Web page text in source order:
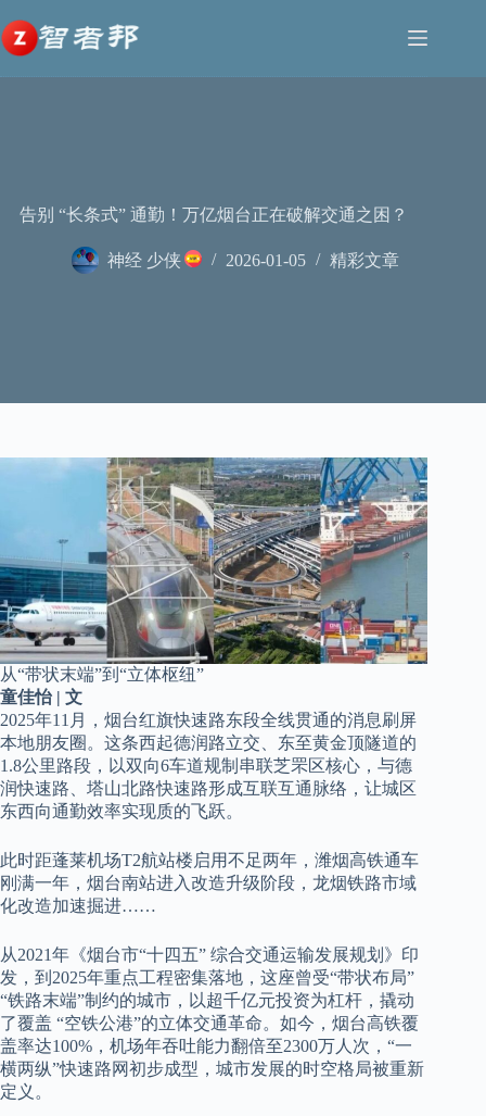
至
内
容
告别 “长条式” 通勤！万亿烟台正在破解交通之困？
神经 少侠 2026-01-05 精彩文章
从“带状末端”到“立体枢纽”
童佳怡 | 文
2025年11月，烟台红旗快速路东段全线贯通的消息刷屏
本地朋友圈。这条西起德润路立交、东至黄金顶隧道的
1.8公里路段，以双向6车道规制串联芝罘区核心，与德
润快速路、塔山北路快速路形成互联互通脉络，让城区
东西向通勤效率实现质的飞跃。
此时距蓬莱机场T2航站楼启用不足两年，潍烟高铁通车
刚满一年，烟台南站进入改造升级阶段，龙烟铁路市域
化改造加速掘进……
从2021年《烟台市“十四五” 综合交通运输发展规划》印
发，到2025年重点工程密集落地，这座曾受“带状布局”
“铁路末端”制约的城市，以超千亿元投资为杠杆，撬动
了覆盖 “空铁公港”的立体交通革命。如今，烟台高铁覆
盖率达100%，机场年吞吐能力翻倍至2300万人次，“一
横两纵”快速路网初步成型，城市发展的时空格局被重新
定义。